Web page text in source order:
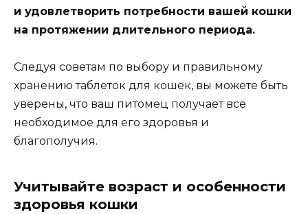
и удовлетворить потребности вашей кошки
на протяжении длительного периода.
Следуя советам по выбору и правильному
хранению таблеток для кошек, вы можете быть
уверены, что ваш питомец получает все
необходимое для его здоровья и
благополучия.
Учитывайте возраст и особенности
здоровья кошки